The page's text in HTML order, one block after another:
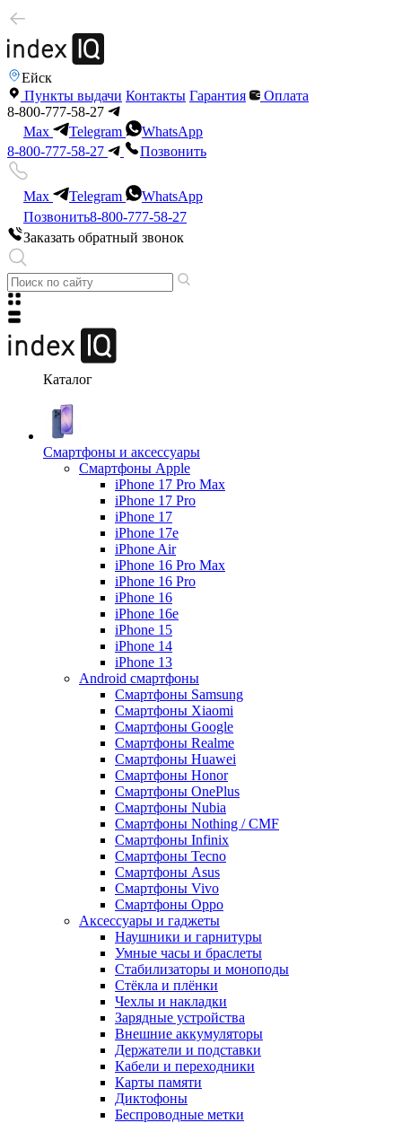
Ейск
Пункты выдачи Контакты Гарантия
Оплата
8-800-777-58-27
Max
Telegram
WhatsApp
8-800-777-58-27
Позвонить
Max Telegram
WhatsApp
Позвонить8-800-777-58-27
Заказать обратный звонок
Каталог
Смартфоны и аксессуары
Смартфоны Apple
iPhone 17 Pro Max
iPhone 17 Pro
iPhone 17
iPhone 17e
iPhone Air
iPhone 16 Pro Max
iPhone 16 Pro
iPhone 16
iPhone 16e
iPhone 15
iPhone 14
iPhone 13
Android cмартфоны
Смартфоны Samsung
Смартфоны Xiaomi
Смартфоны Google
Смартфоны Realme
Смартфоны Huawei
Смартфоны Honor
Смартфоны OnePlus
Смартфоны Nubia
Смартфоны Nothing / CMF
Смартфоны Infinix
Смартфоны Tecno
Смартфоны Asus
Смартфоны Vivo
Смартфоны Oppo
Аксессуары и гаджеты
Наушники и гарнитуры
Умные часы и браслеты
Стабилизаторы и моноподы
Стёкла и плёнки
Чехлы и накладки
Зарядные устройства
Внешние аккумуляторы
Держатели и подставки
Кабели и переходники
Карты памяти
Диктофоны
Беспроводные метки